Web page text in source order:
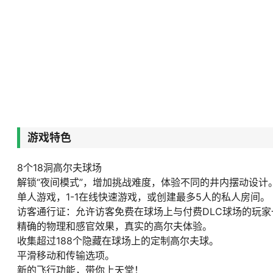
游戏特色
8个18洞高尔夫球场
解锁“夜间模式”，增加挑战难度，体验不同的井内摆动设计。
单人游戏，1-1在线快速游戏，或创建最多5人的私人房间。
访客通行证：允许访客免费在球场上与付费DLC球场的玩家
精确的物理和感官效果，真实的高尔夫体验。
收集超过188个隐藏在球场上的定制高尔夫球。
平滑移动和传输选项。
新的飞行功能，带你上天堂！